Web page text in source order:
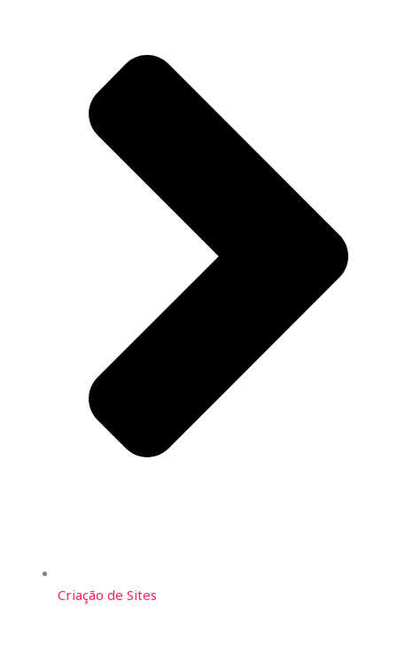
Criação de Sites